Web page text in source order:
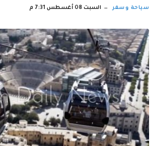
سياحة وسفر السبت 08 أغسطس 7:31 م